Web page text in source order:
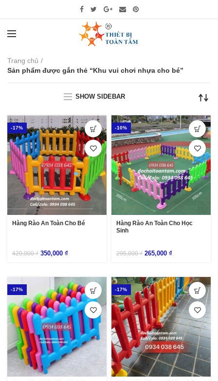
Trang chủ
Sản phẩm được gắn thẻ “Khu vui chơi nhựa cho bé”
SHOW SIDEBAR
-17%
Hàng Rào An Toàn Cho Bé
420,000₫ 350,000 ₫
-10%
Hàng Rào An Toàn Cho Học
Sinh
295,000₫ 265,000 ₫
-17% -17%